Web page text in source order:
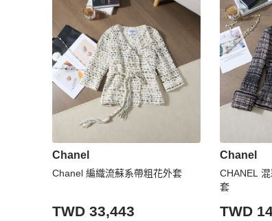
Chanel
Chanel 編織流蘇系帶粗花外套
TWD 33,443
Chanel
CHANEL
套
TWD